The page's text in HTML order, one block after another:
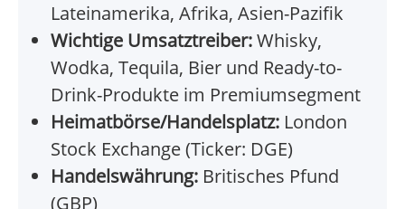
Lateinamerika, Afrika, Asien-Pazifik
Wichtige Umsatztreiber:Whisky,
Wodka, Tequila, Bier und Ready-to-
Drink-Produkte im Premiumsegment
Heimatbörse/Handelsplatz: London
Stock Exchange (Ticker: DGE)
Handelswährung: Britisches Pfund
(GBP)